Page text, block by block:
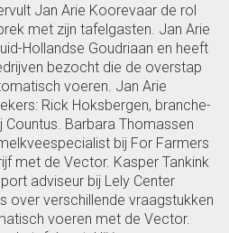
Jan Arie Koorevaar de rol
met zijn tafelgasten. Jan Arie
Hollandse Goudriaan en heeft
bezocht die de overstap
voeren. Jan Arie
Rick Hoksbergen, branche-
Barbara Thomassen
bij For Farmers
met de Vector. Kasper Tankink
adviseur bij Lely Center
over verschillende vraagstukken
voeren met de Vector.